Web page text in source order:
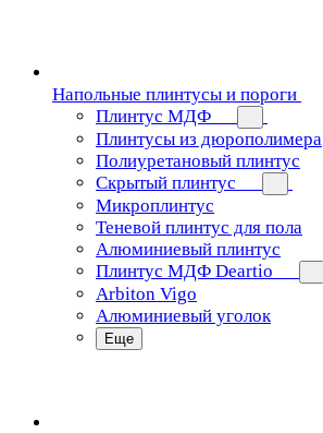
Напольные плинтусы и пороги
Плинтус МДФ
Плинтусы из дюрополимера
Полиуретановый плинтус
Скрытый плинтус
Микроплинтус
Теневой плинтус для пола
Алюминиевый плинтус
Плинтус МДФ Deartio
Arbiton Vigo
Алюминиевый уголок
Еще